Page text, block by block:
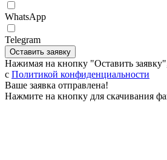
WhatsApp
Telegram
Оставить заявку
Нажимая на кнопку "Оставить
c Политикой конфиденциальности
Ваше заявка отправлена!
Нажмите на кнопку для скачивания